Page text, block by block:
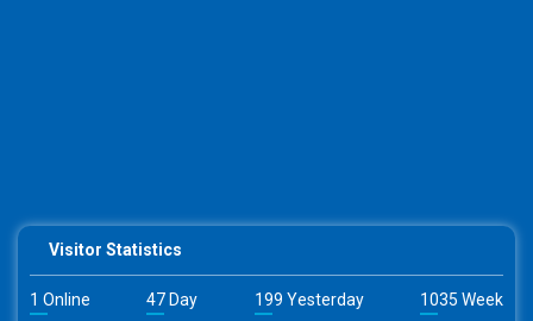
Visitor Statistics
1 Online 47 Day 199 Yesterday 1035 Week